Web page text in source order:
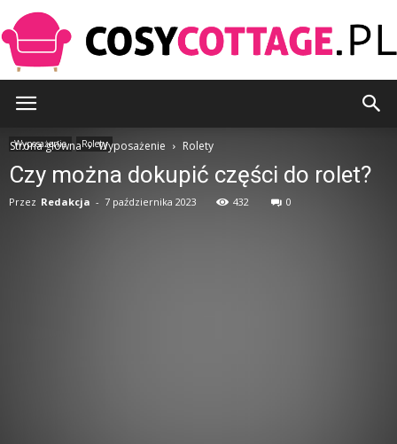
Strona główna Wyposażenie Rolety
Wyposażenie Rolety
Czy można dokupić części do rolet?
Przez Redakcja - 7 października 2023 432 0